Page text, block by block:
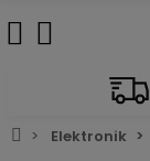
Elektronik